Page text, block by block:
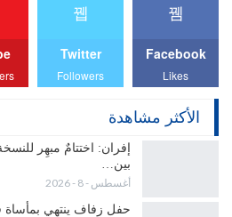
Facebook
Likes
Twitter
Followers
الأكثر مشاهدة
إفران: اختتامٌ مبهِر
بين…
أغسطس - 8 - 2026